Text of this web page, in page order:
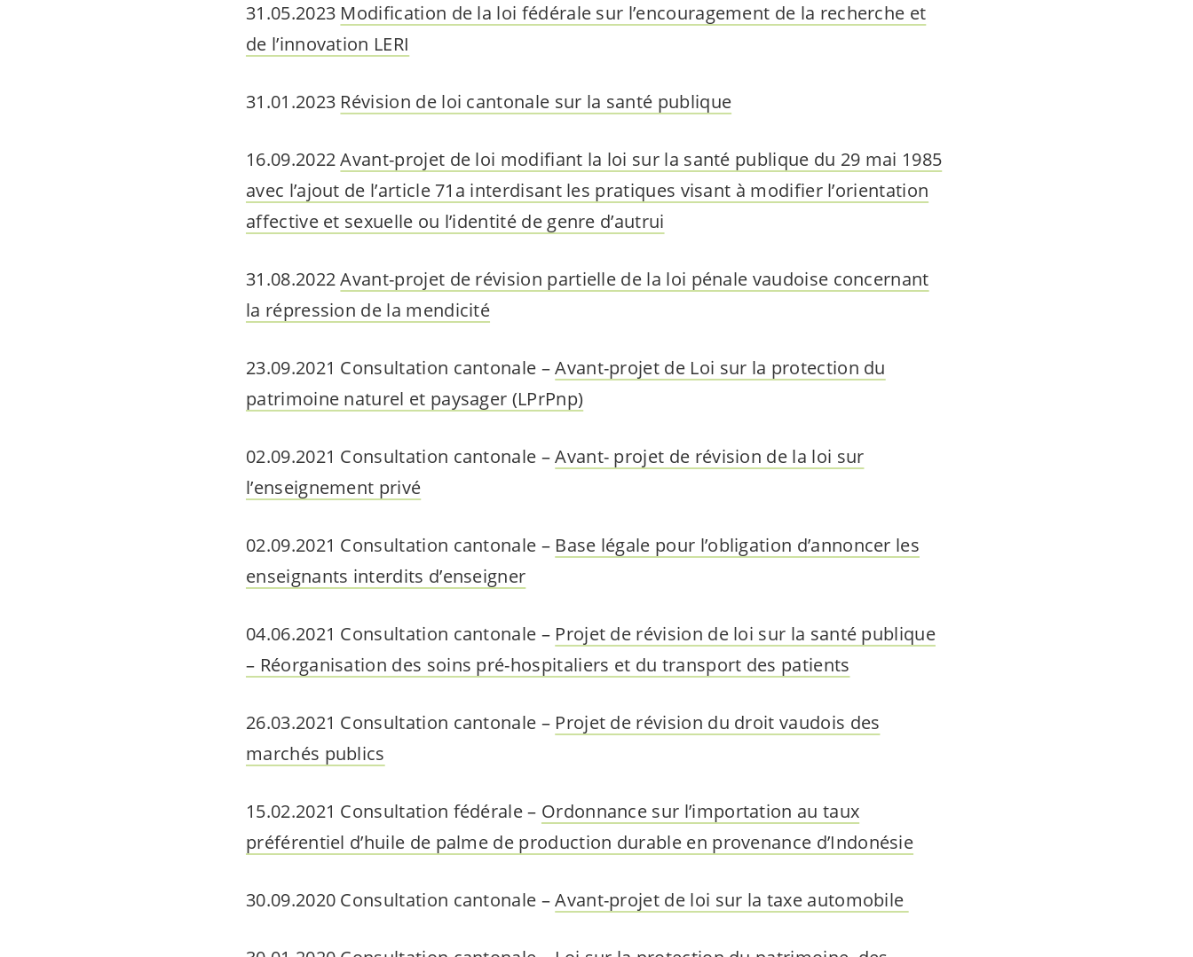
31.05.2023 Modification de la loi fédérale sur l’encouragement de la recherche et
de l’innovation LERI
31.01.2023 Révision de loi cantonale sur la santé publique
16.09.2022Avant-projet de loi modifiant la loi sur la santé publique du 29 mai 1985
avec l’ajout de l’article 71a interdisant les pratiques visant à modifier l’orientation
affective et sexuelle ou l’identité de genre d’autrui
31.08.2022Avant-projet de révision partielle de la loi pénale vaudoise concernant
la répression de la mendicité
23.09.2021 Consultation cantonale –Avant-projet de Loi sur la protection du
patrimoine naturel et paysager (LPrPnp)
02.09.2021 Consultation cantonale –Avant- projet de révision de la loi sur
l’enseignement privé
02.09.2021 Consultation cantonale – Base légale pour l’obligation d’annoncer les
enseignants interdits d’enseigner
04.06.2021 Consultation cantonale – Projet de révision de loi sur la santé publique
– Réorganisation des soins pré-hospitaliers et du transport des patients
26.03.2021 Consultation cantonale – Projet de révision du droit vaudois des
marchés publics
15.02.2021 Consultation fédérale – Ordonnance sur l’importation au taux
préférentiel d’huile de palme de production durable en provenance d’Indonésie
30.09.2020 Consultation cantonale –Avant-projet de loi sur la taxe automobile